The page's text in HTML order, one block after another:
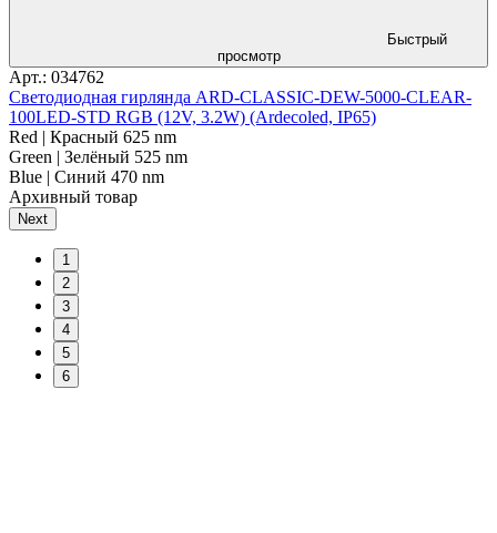
Быстрый
просмотр
Арт.: 034762
Светодиодная гирлянда ARD-CLASSIC-DEW-5000-CLEAR-
100LED-STD RGB (12V, 3.2W) (Ardecoled, IP65)
Red | Красный 625 nm
Green | Зелёный 525 nm
Blue | Синий 470 nm
Архивный товар
Next
1
2
3
4
5
6